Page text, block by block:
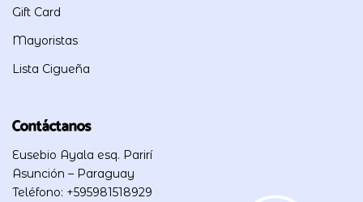
Gift Card
Mayoristas
Lista Cigueña
Contáctanos
Eusebio Ayala esq. Parirí
Asunción – Paraguay
Teléfono: +595981518929